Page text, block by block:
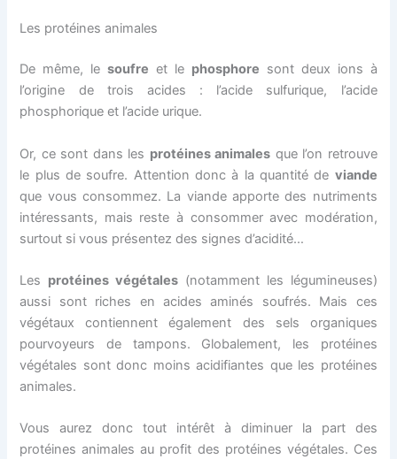
Les protéines animales
De même, lesoufre et le phosphore sont deux ions à
l’origine de trois acides : l’acide sulfurique, l’acide
phosphorique et l’acide urique.
Or, ce sont dans les protéines animales que l’on retrouve
le plus de soufre. Attention donc à la quantité de viande
que vous consommez. La viande apporte des nutriments
intéressants, mais reste à consommer avec modération,
surtout si vous présentez des signes d’acidité…
Les protéines végétales (notamment les légumineuses)
aussi sont riches en acides aminés soufrés. Mais ces
végétaux contiennent également des sels organiques
pourvoyeurs de tampons. Globalement, les protéines
végétales sont donc moins acidifiantes que les protéines
animales.
Vous aurez donc tout intérêt à diminuer la part des
protéines animales au profit des protéines végétales. Ces